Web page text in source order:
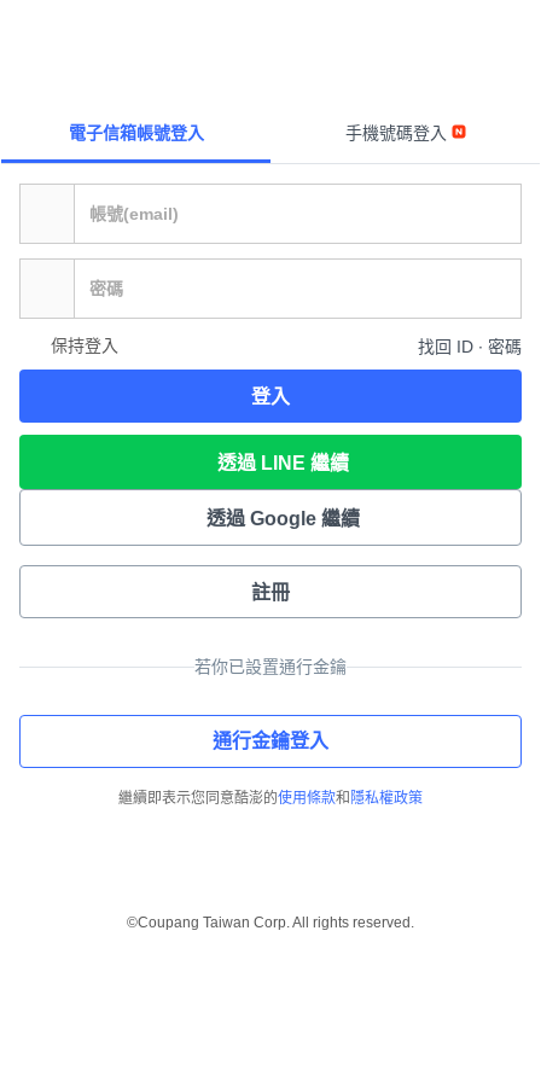
電子信箱帳號登入 手機號碼登入
保持登入 找回 ID ∙ 密碼
登入
透過 LINE 繼續
透過 Google 繼續
註冊
若你已設置通行金鑰
通行金鑰登入
繼續即表示您同意酷澎的使用條款和 隱私權政策
©Coupang Taiwan Corp. All rights reserved.